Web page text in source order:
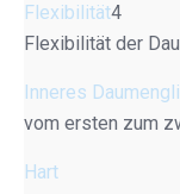
Flexibilität4
Flexibilität der
Inneres
vom ersten zum
Hart